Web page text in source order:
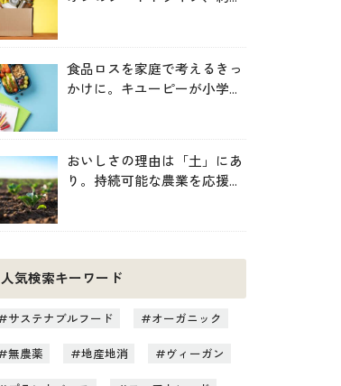
食品ロスを家庭で考えるきっ
かけに。キユーピーが小学生
おいしさの理由は「土」にあ
り。持続可能な農業を応援す
人気検索キーワード
サステナブルフード オーガニック
無農薬 地産地消 ヴィーガン